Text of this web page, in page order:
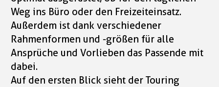
Weg ins Büro oder den Freizeiteinsatz.
Außerdem ist dank verschiedener
Rahmenformen und -größen für alle
Ansprüche und Vorlieben das Passende mit
dabei.
Auf den ersten Blick sieht der Touring